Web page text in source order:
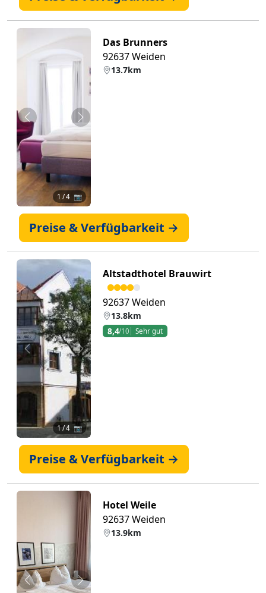
Zurück Weiter
1 / 4 📷
Das Brunners
92637 Weiden
13.7km
Preise & Verfügbarkeit →
Zurück Weiter
1/ 4 📷
Altstadthotel Brauwirt
92637 Weiden
13.8km
8,4/10 Sehr gut
Preise & Verfügbarkeit →
Zurück Weiter
Hotel Weile
92637 Weiden
13.9km